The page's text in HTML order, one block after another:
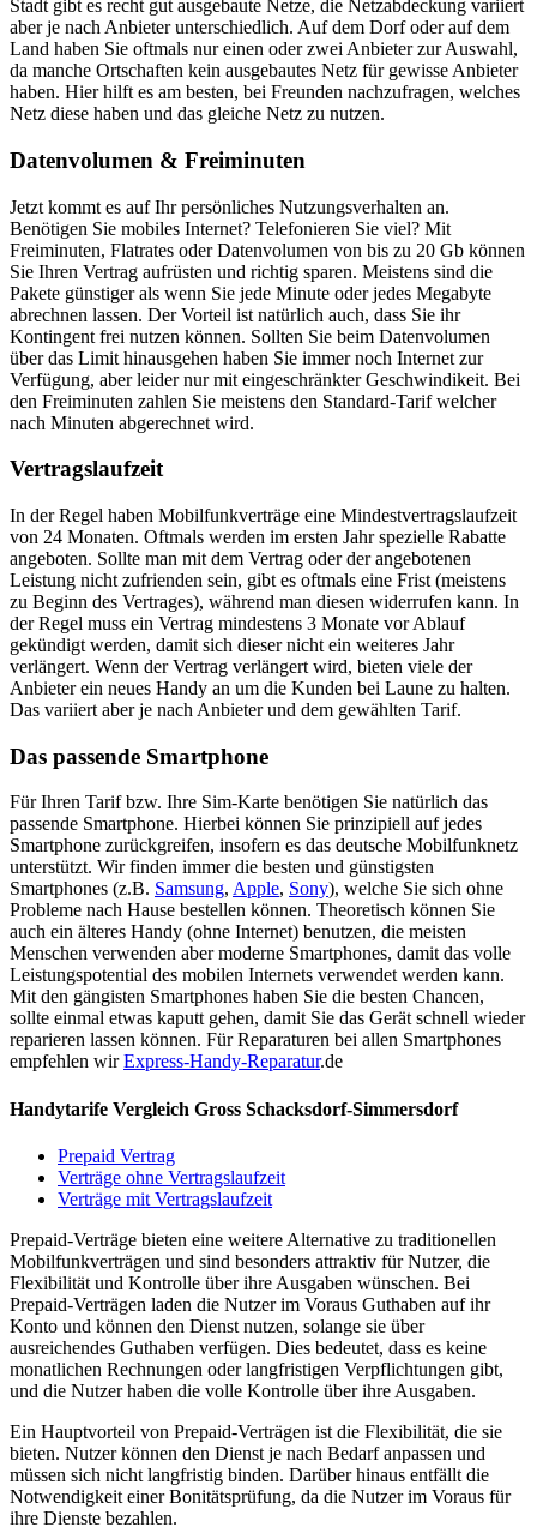
Stadt gibt es recht gut ausgebaute Netze, die Netzabdeckung variiert
aber je nach Anbieter unterschiedlich. Auf dem Dorf oder auf dem
Land haben Sie oftmals nur einen oder zwei Anbieter zur Auswahl,
da manche Ortschaften kein ausgebautes Netz für gewisse Anbieter
haben. Hier hilft es am besten, bei Freunden nachzufragen, welches
Netz diese haben und das gleiche Netz zu nutzen.
Datenvolumen & Freiminuten
Jetzt kommt es auf Ihr persönliches Nutzungsverhalten an.
Benötigen Sie mobiles Internet? Telefonieren Sie viel? Mit
Freiminuten, Flatrates oder Datenvolumen von bis zu 20 Gb können
Sie Ihren Vertrag aufrüsten und richtig sparen. Meistens sind die
Pakete günstiger als wenn Sie jede Minute oder jedes Megabyte
abrechnen lassen. Der Vorteil ist natürlich auch, dass Sie ihr
Kontingent frei nutzen können. Sollten Sie beim Datenvolumen
über das Limit hinausgehen haben Sie immer noch Internet zur
Verfügung, aber leider nur mit eingeschränkter Geschwindikeit. Bei
den Freiminuten zahlen Sie meistens den Standard-Tarif welcher
nach Minuten abgerechnet wird.
Vertragslaufzeit
In der Regel haben Mobilfunkverträge eine Mindestvertragslaufzeit
von 24 Monaten. Oftmals werden im ersten Jahr spezielle Rabatte
angeboten. Sollte man mit dem Vertrag oder der angebotenen
Leistung nicht zufrienden sein, gibt es oftmals eine Frist (meistens
zu Beginn des Vertrages), während man diesen widerrufen kann. In
der Regel muss ein Vertrag mindestens 3 Monate vor Ablauf
gekündigt werden, damit sich dieser nicht ein weiteres Jahr
verlängert. Wenn der Vertrag verlängert wird, bieten viele der
Anbieter ein neues Handy an um die Kunden bei Laune zu halten.
Das variiert aber je nach Anbieter und dem gewählten Tarif.
Das passende Smartphone
Für Ihren Tarif bzw. Ihre Sim-Karte benötigen Sie natürlich das
passende Smartphone. Hierbei können Sie prinzipiell auf jedes
Smartphone zurückgreifen, insofern es das deutsche Mobilfunknetz
unterstützt. Wir finden immer die besten und günstigsten
Smartphones (z.B. Samsung, Apple, Sony), welche Sie sich ohne
Probleme nach Hause bestellen können. Theoretisch können Sie
auch ein älteres Handy (ohne Internet) benutzen, die meisten
Menschen verwenden aber moderne Smartphones, damit das volle
Leistungspotential des mobilen Internets verwendet werden kann.
Mit den gängisten Smartphones haben Sie die besten Chancen,
sollte einmal etwas kaputt gehen, damit Sie das Gerät schnell wieder
reparieren lassen können. Für Reparaturen bei allen Smartphones
empfehlen wirExpress-Handy-Reparatur.de
Handytarife Vergleich Gross Schacksdorf-Simmersdorf
Prepaid Vertrag
Verträge ohne Vertragslaufzeit
Verträge mit Vertragslaufzeit
Prepaid-Verträge bieten eine weitere Alternative zu traditionellen
Mobilfunkverträgen und sind besonders attraktiv für Nutzer, die
Flexibilität und Kontrolle über ihre Ausgaben wünschen. Bei
Prepaid-Verträgen laden die Nutzer im Voraus Guthaben auf ihr
Konto und können den Dienst nutzen, solange sie über
ausreichendes Guthaben verfügen. Dies bedeutet, dass es keine
monatlichen Rechnungen oder langfristigen Verpflichtungen gibt,
und die Nutzer haben die volle Kontrolle über ihre Ausgaben.
Ein Hauptvorteil von Prepaid-Verträgen ist die Flexibilität, die sie
bieten. Nutzer können den Dienst je nach Bedarf anpassen und
müssen sich nicht langfristig binden. Darüber hinaus entfällt die
Notwendigkeit einer Bonitätsprüfung, da die Nutzer im Voraus für
ihre Dienste bezahlen.